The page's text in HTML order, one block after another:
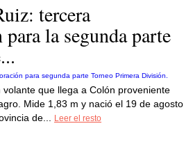
tercera
la segunda parte
que llega a Colón proveniente
Mide 1,83 m y nació el 19 de agosto
de...
Leer el resto